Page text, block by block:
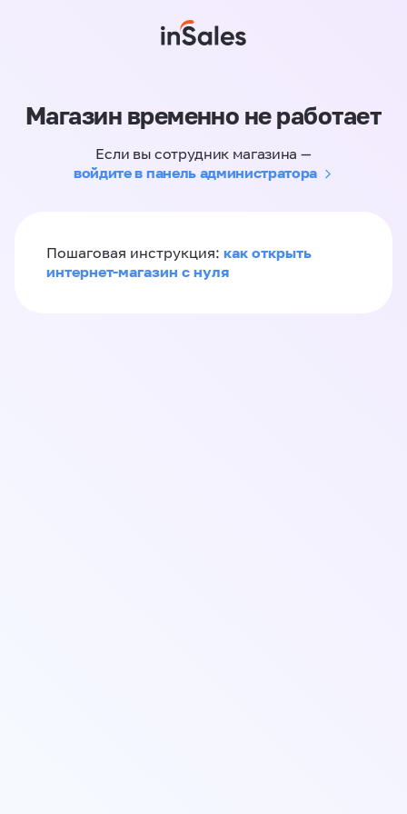
Магазин временно не работает
Если вы сотрудник магазина —
войдите в панель администратора
Пошаговая инструкция: как открыть
интернет-магазин с нуля